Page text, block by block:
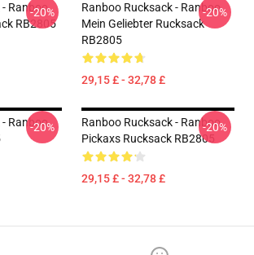
Ranboo
RB2805
-20%
Ranboo Rucksack - Ranboo
Mein Geliebter Rucksack
RB2805
29,15 £ - 32,78 £
-20%
Ranboo
-20%
Ranboo Rucksack - Ranboo
Pickaxs Rucksack RB2805
29,15 £ - 32,78 £
-20%